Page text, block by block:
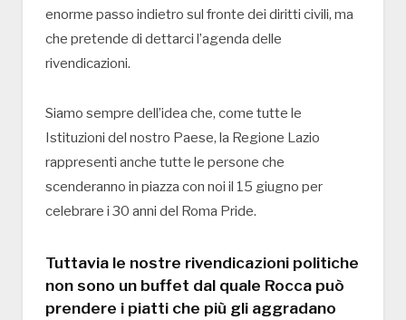
enorme passo indietro sul fronte dei diritti civili, ma
che pretende di dettarci l’agenda delle
rivendicazioni.
Siamo sempre dell’idea che, come tutte le
Istituzioni del nostro Paese, la Regione Lazio
rappresenti anche tutte le persone che
scenderanno in piazza con noi il 15 giugno per
celebrare i 30 anni del Roma Pride.
Tuttavia le nostre rivendicazioni politiche
non sono un buffet dal quale Rocca può
prendere i piatti che più gli aggradano